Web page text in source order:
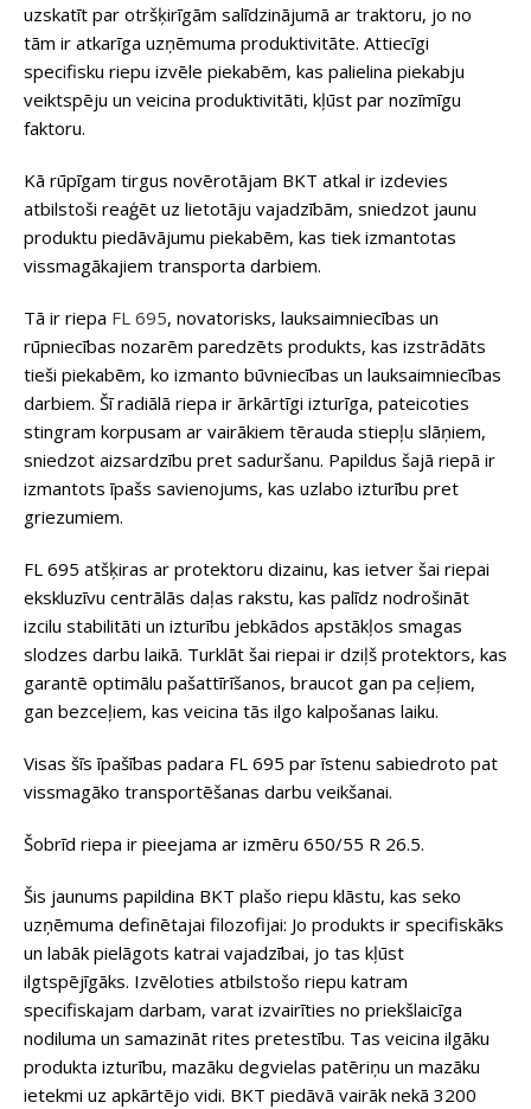
uzskatīt par otršķirīgām salīdzinājumā ar traktoru, jo no
tām ir atkarīga uzņēmuma produktivitāte. Attiecīgi
specifisku riepu izvēle piekabēm, kas palielina piekabju
veiktspēju un veicina produktivitāti, kļūst par nozīmīgu
faktoru.
Kā rūpīgam tirgus novērotājam BKT atkal ir izdevies
atbilstoši reaģēt uz lietotāju vajadzībām, sniedzot jaunu
produktu piedāvājumu piekabēm, kas tiek izmantotas
vissmagākajiem transporta darbiem.
Tā ir riepa FL 695, novatorisks, lauksaimniecības un
rūpniecības nozarēm paredzēts produkts, kas izstrādāts
tieši piekabēm, ko izmanto būvniecības un lauksaimniecības
darbiem. Šī radiālā riepa ir ārkārtīgi izturīga, pateicoties
stingram korpusam ar vairākiem tērauda stiepļu slāņiem,
sniedzot aizsardzību pret saduršanu. Papildus šajā riepā ir
izmantots īpašs savienojums, kas uzlabo izturību pret
griezumiem.
FL 695 atšķiras ar protektoru dizainu, kas ietver šai riepai
ekskluzīvu centrālās daļas rakstu, kas palīdz nodrošināt
izcilu stabilitāti un izturību jebkādos apstākļos smagas
slodzes darbu laikā. Turklāt šai riepai ir dziļš protektors, kas
garantē optimālu pašattīrīšanos, braucot gan pa ceļiem,
gan bezceļiem, kas veicina tās ilgo kalpošanas laiku.
Visas šīs īpašības padara FL 695 par īstenu sabiedroto pat
vissmagāko transportēšanas darbu veikšanai.
Šobrīd riepa ir pieejama ar izmēru 650/55 R 26.5.
Šis jaunums papildina BKT plašo riepu klāstu, kas seko
uzņēmuma definētajai filozofijai: Jo produkts ir specifiskāks
un labāk pielāgots katrai vajadzībai, jo tas kļūst
ilgtspējīgāks. Izvēloties atbilstošo riepu katram
specifiskajam darbam, varat izvairīties no priekšlaicīga
nodiluma un samazināt rites pretestību. Tas veicina ilgāku
produkta izturību, mazāku degvielas patēriņu un mazāku
ietekmi uz apkārtējo vidi. BKT piedāvā vairāk nekā 3200